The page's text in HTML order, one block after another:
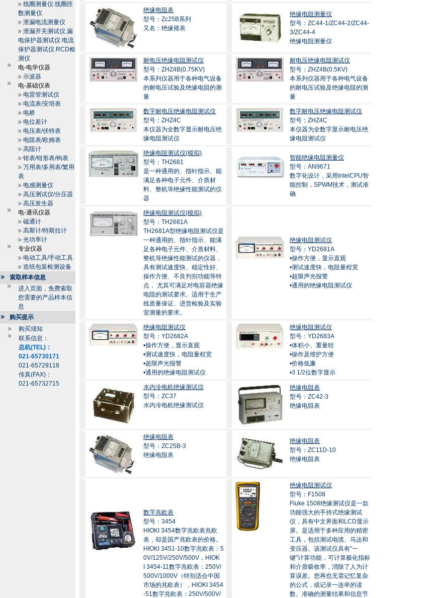
线圈测量仪.线圈匝
数测量仪
泄漏电流测量仪
泄漏开关测试仪.漏
电保护器测试仪.电流
保护器测试仪.RCD检
测仪
电-电学仪器
示波器
电-基础仪表
电雷管测试仪
电流表/安培表
电桥
电位差计
电压表/伏特表
电阻表/欧姆表
高阻计
钳表/钳形表/钩表
万用表/多用表/繁用
表
电感测量仪
高压测试仪/分压器
高压发生器
电-通讯仪器
磁通计
高斯计/特斯拉计
光功率计
专业仪器
电动工具/手动工具
造纸包装检测设备
索取样本信息
进入页面，免费索取
您需要的产品样本信
息
购买提示
购买须知
联系信息：
总机(TEL)：
021-65730171
021-65729118
传真(FAX)：
021-65732715
绝缘电阻表
型号：Zc25B系列
又名：绝缘摇表
绝缘电阻测量仪
型号：ZC44-1/ZC44-2/ZC44-
3/ZC44-4
绝缘电阻测量仪
耐电压绝缘电阻测试仪
型号：ZHZ4B(0.75KV)
本系列仪器用于各种电气设备
的耐电压试验及绝缘电阻的测
量
耐电压绝缘电阻测试仪
型号：ZHZ4B(0.5KV)
本系列仪器用于各种电气设备
的耐电压试验及绝缘电阻的测
量
数字耐电压绝缘电阻测试仪
型号：ZHZ4C
本仪器为全数字显示耐电压绝
缘电阻测试仪
数字耐电压绝缘电阻测试仪
型号：ZHZ4C
本仪器为全数字显示耐电压绝
缘电阻测试仪
绝缘电阻测试仪(模拟)
型号：TH2681
是一种通用的、指针指示、能
满足各种电子元件、介质材
料、整机等绝缘性能测试的仪
器
智能绝缘电阻测量仪
型号：AN9671
数字化设计，采用IntelCPU智
能控制，SPWM技术，测试准
确
绝缘电阻测试仪(模拟)
型号：TH2681A
TH2681A型绝缘电阻测试仪是
一种通用的、指针指示、能满
足各种电子元件、介质材料、
整机等绝缘性能测试的仪器，
具有测试速度快、稳定性好、
操作方便、不良判别功能等特
点， 尤其可满足对电容器绝缘
电阻的测试要求。适用于生产
线质量保证、进货检验及实验
室测量的要求。
绝缘电阻测试仪
型号：YD2681A
•操作方便，显示直观
•测试速度快，电阻量程宽
•超限声光报警
•通用的绝缘电阻测试仪
绝缘电阻测试仪
型号：YD2682A
•操作方便，显示直观
•测试速度快，电阻量程宽
•超限声光报警
•通用的绝缘电阻测试仪
绝缘电阻测试仪
型号：YD2683A
•体积小、重量轻
•操作及维护方便
•价格低廉
•3 1/2位数字显示
水内冷电机绝缘测试仪
型号：ZC37
水内冷电机绝缘测试仪
绝缘电阻表
型号：ZC42-3
绝缘电阻表
绝缘电阻表
型号：ZC25B-3
绝缘电阻表
绝缘电阻表
型号：ZC11D-10
绝缘电阻表
数字兆欧表
型号：3454
HIOKI 3454数字兆欧表兆欧
表，却是国产兆欧表的价格。
HIOKI 3451-10数字兆欧表：5
0V/125V/250V/500V，HIOK
I 3454-11数字兆欧表：250V/
500V/1000V（特别适合中国
市场的兆欧表），HIOKI 3454
-51数字兆欧表：250V/500V/
绝缘电阻测试仪
型号：F1508
Fluke 1508绝缘测试仪是一款
功能强大的手持式绝缘测试
仪，具有中文界面和LCD显示
屏。是适用于多种应用的精密
工具，包括测试电缆、马达和
变压器。该测试仪具有“一
键”计算功能，可计算极化指标
和介质吸收率，消除了人为计
算误差。您再也无需记忆复杂
的公式，或记录一连串的读
数。准确的测量结果和信息节